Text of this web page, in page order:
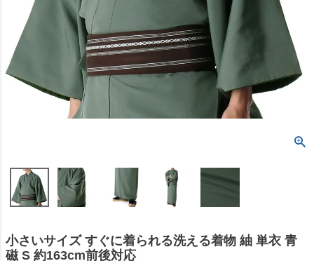
小さいサイズ すぐに着られる洗える着物 紬 単衣 青
磁 S 約163cm前後対応